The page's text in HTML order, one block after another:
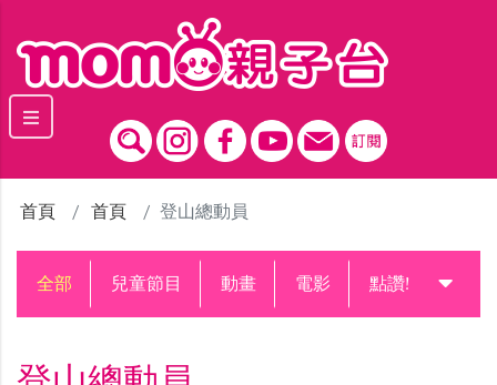
首頁 首頁 登山總動員
全部 兒童節目 動畫 電影 點讚!升級中